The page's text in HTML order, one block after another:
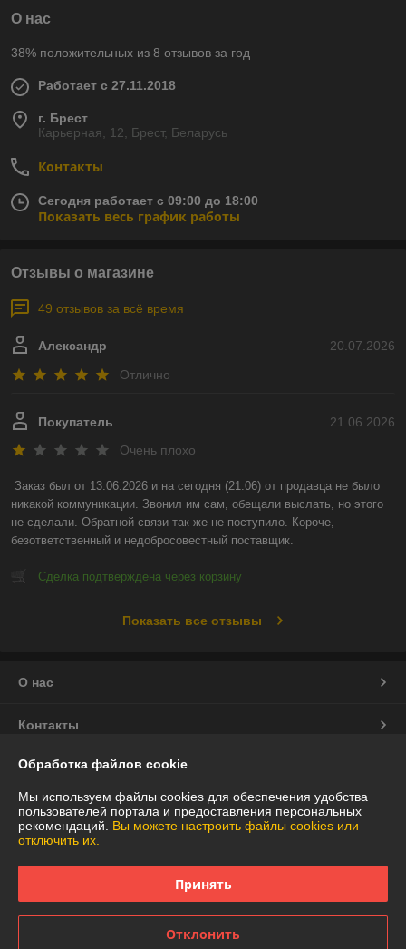
О нас
38% положительных из 8 отзывов за год
Работает с 27.11.2018
г. Брест
Карьерная, 12, Брест, Беларусь
Контакты
Сегодня работает с 09:00 до 18:00
Показать весь график работы
Отзывы о магазине
49 отзывов за всё время
20.07.2026
Александр
Отлично
21.06.2026
Покупатель
Очень плохо
Заказ был от 13.06.2026 и на сегодня (21.06) от продавца не было
никакой коммуникации. Звонил им сам, обещали выслать, но этого
не сделали. Обратной связи так же не поступило. Короче,
безответственный и недобросовестный поставщик.
Сделка подтверждена через корзину
Показать все отзывы
О нас
Контакты
Доставка и оплата
График работы
Политика обработки cookies
Сайт создан на платформе Deal.by
Обработка файлов cookie
Мы используем файлы cookies для обеспечения удобства
пользователей портала и предоставления персональных
рекомендаций. Вы можете настроить файлы cookies или
отключить их.
Принять
Отклонить